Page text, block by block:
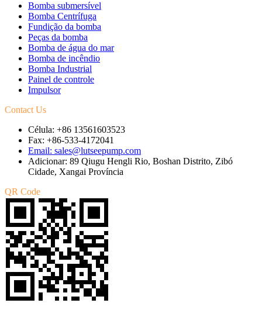
Bomba submersível
Bomba Centrífuga
Fundição da bomba
Peças da bomba
Bomba de água do mar
Bomba de incêndio
Bomba Industrial
Painel de controle
Impulsor
Contact Us
Célula: +86 13561603523
Fax: +86-533-4172041
Email: sales@lutseepump.com
Adicionar: 89 Qiugu Hengli Rio, Boshan Distrito, Zibó
Cidade, Xangai Província
QR Code